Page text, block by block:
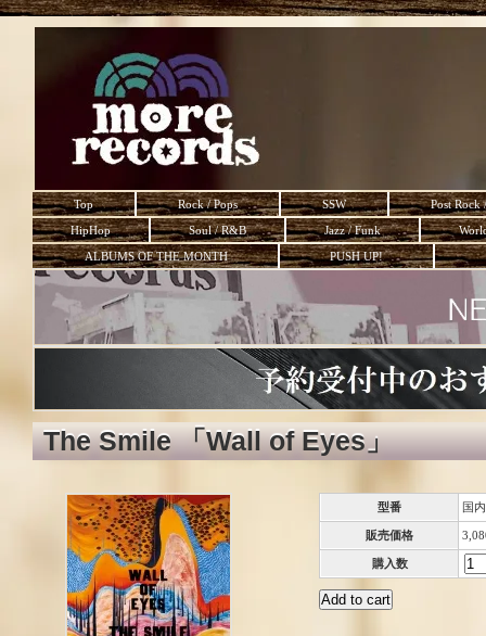
Top Rock / Pops SSW
Post Rock
HipHop
Soul / R&B Jazz / Funk
ALBUMS OF THE MONTH
PUSH UP!
The Smile 「Wall of Eyes」
型番 国
販売価格
購入数